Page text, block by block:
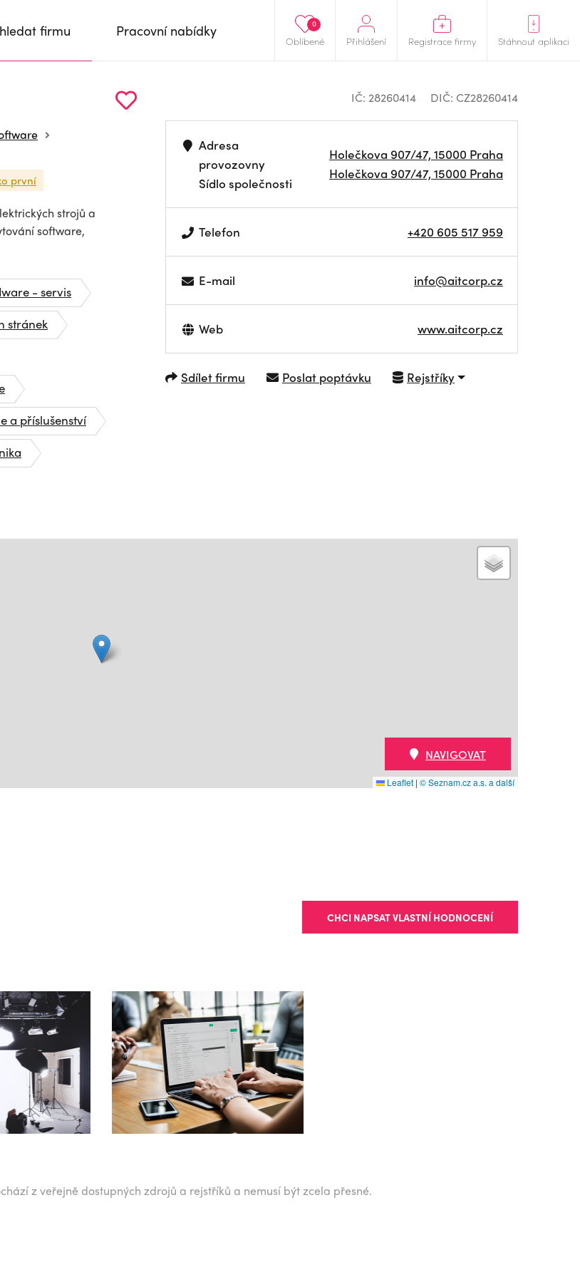
Oblíbené
0
Přihlášení Registrace firmy Stáhnout aplikaci
firmu Pracovní nabídky
první
strojů a
software,
- servis
stránek
a příslušenství
IČ: 28260414 DIČ: CZ28260414
Adresa
provozovny
Sídlo společnosti
Holečkova 907/47, 15000 Praha
Holečkova 907/47, 15000 Praha
Telefon +420 605 517 959
E-mail info@aitcorp.cz
Web www.aitcorp.cz
Sdílet firmu Poslat poptávku Rejstříky
Leaflet | © Seznam.cz a.s. a další
NAVIGOVAT
CHCI NAPSAT VLASTNÍ HODNOCENÍ
z veřejně dostupných zdrojů a rejstříků a nemusí být zcela přesné.